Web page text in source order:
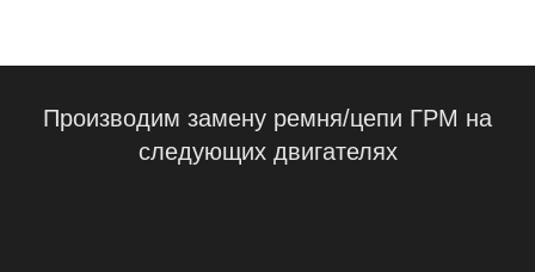
Производим замену ремня/цепи ГРМ на
следующих двигателях